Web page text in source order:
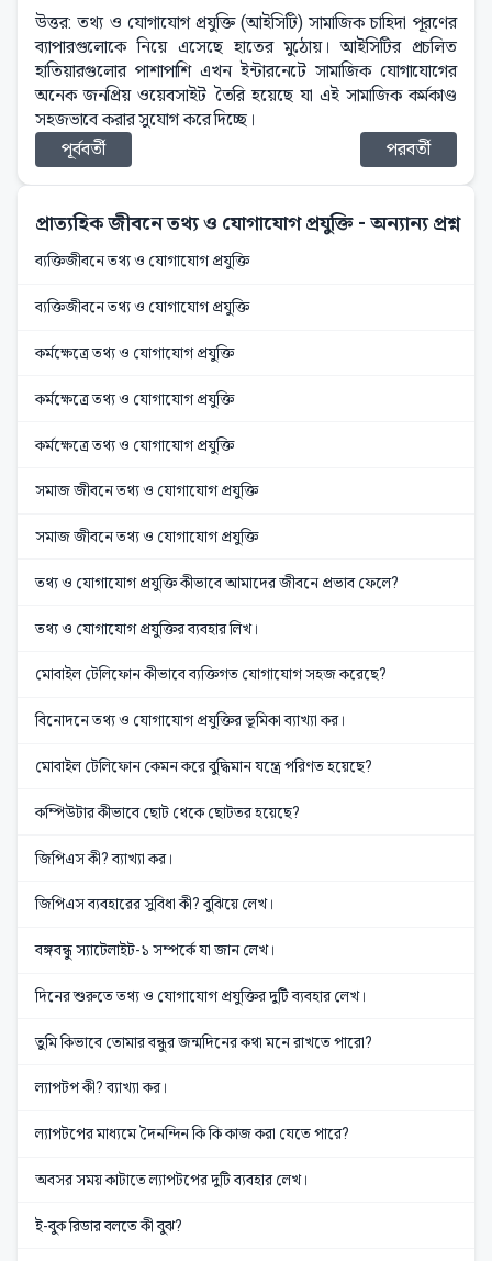
উত্তর: তথ্য ও যোগাযোগ প্রযুক্তি (আইসিটি) সামাজিক চাহিদা পূরণের
ব্যাপারগুলোকে নিয়ে এসেছে হাতের মুঠোয়। আইসিটির প্রচলিত
হাতিয়ারগুলোর পাশাপাশি এখন ইন্টারনেটে সামাজিক যোগাযোগের
অনেক জনপ্রিয় ওয়েবসাইট তৈরি হয়েছে যা এই সামাজিক কর্মকাণ্ড
সহজভাবে করার সুযোগ করে দিচ্ছে।
পূর্ববর্তী
পরবর্তী
প্রাত্যহিক জীবনে তথ্য ও যোগাযোগ প্রযুক্তি - অন্যান্য প্রশ্ন
ব্যক্তিজীবনে তথ্য ও যোগাযোগ প্রযুক্তি
ব্যক্তিজীবনে তথ্য ও যোগাযোগ প্রযুক্তি
কর্মক্ষেত্রে তথ্য ও যোগাযোগ প্রযুক্তি
কর্মক্ষেত্রে তথ্য ও যোগাযোগ প্রযুক্তি
কর্মক্ষেত্রে তথ্য ও যোগাযোগ প্রযুক্তি
সমাজ জীবনে তথ্য ও যোগাযোগ প্রযুক্তি
সমাজ জীবনে তথ্য ও যোগাযোগ প্রযুক্তি
তথ্য ও যোগাযোগ প্রযুক্তি কীভাবে আমাদের জীবনে প্রভাব ফেলে?
তথ্য ও যোগাযোগ প্রযুক্তির ব্যবহার লিখ।
মোবাইল টেলিফোন কীভাবে ব্যক্তিগত যোগাযোগ সহজ করেছে?
বিনোদনে তথ্য ও যোগাযোগ প্রযুক্তির ভূমিকা ব্যাখ্যা কর।
মোবাইল টেলিফোন কেমন করে বুদ্ধিমান যন্ত্রে পরিণত হয়েছে?
কম্পিউটার কীভাবে ছোট থেকে ছোটতর হয়েছে?
জিপিএস কী? ব্যাখ্যা কর।
জিপিএস ব্যবহারের সুবিধা কী? বুঝিয়ে লেখ।
বঙ্গবন্ধু স্যাটেলাইট-১ সম্পর্কে যা জান লেখ।
দিনের শুরুতে তথ্য ও যোগাযোগ প্রযুক্তির দুটি ব্যবহার লেখ।
তুমি কিভাবে তোমার বন্ধুর জন্মদিনের কথা মনে রাখতে পারো?
ল্যাপটপ কী? ব্যাখ্যা কর।
ল্যাপটপের মাধ্যমে দৈনন্দিন কি কি কাজ করা যেতে পারে?
অবসর সময় কাটাতে ল্যাপটপের দুটি ব্যবহার লেখ।
ই-বুক রিডার বলতে কী বুঝ?